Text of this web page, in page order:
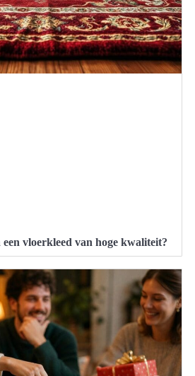
vloerkleed van hoge kwaliteit?